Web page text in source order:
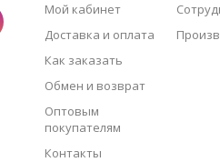
Мой кабинет
Доставка и оплата
Как заказать
Обмен и возврат
Оптовым
покупателям
Контакты